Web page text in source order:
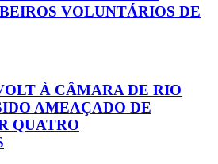
VOLUNTÁRIOS DE
À CÂMARA DE RIO
AMEAÇADO DE
QUATRO